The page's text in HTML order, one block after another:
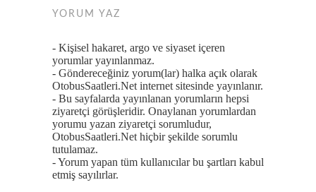
YORUM YAZ
- Kişisel hakaret, argo ve siyaset içeren
yorumlar yayınlanmaz.
- Göndereceğiniz yorum(lar) halka açık olarak
OtobusSaatleri.Net internet sitesinde yayınlanır.
- Bu sayfalarda yayınlanan yorumların hepsi
ziyaretçi görüşleridir. Onaylanan yorumlardan
yorumu yazan ziyaretçi sorumludur,
OtobusSaatleri.Net hiçbir şekilde sorumlu
tutulamaz.
- Yorum yapan tüm kullanıcılar bu şartları kabul
etmiş sayılırlar.